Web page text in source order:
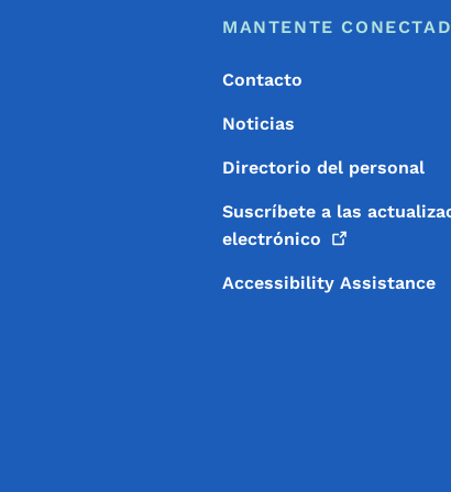
Menú de pie de página
Footer
MANTENTE
Contacto
Noticias
Directorio del personal
Suscríbete a las
electrónico
Accessibility Assistance